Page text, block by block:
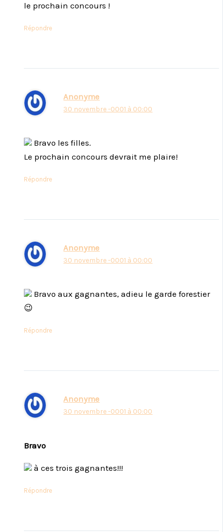
le prochain concours !
Répondre
Anonyme
30 novembre -0001 à 00:00
Bravo les filles.
Le prochain concours devrait me plaire!
Répondre
Anonyme
30 novembre -0001 à 00:00
Bravo aux gagnantes, adieu le garde forestier
😉
Répondre
Anonyme
30 novembre -0001 à 00:00
Bravo
à ces trois gagnantes!!!
Répondre